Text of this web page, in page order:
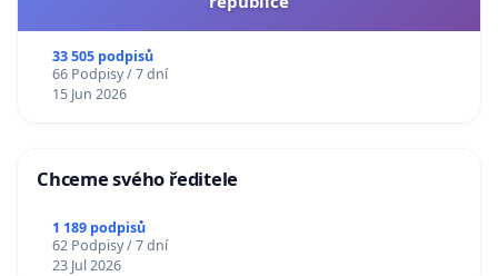
33 505 podpisů
66 Podpisy / 7 dní
15 Jun 2026
Chceme svého ředitele
1 189 podpisů
62 Podpisy / 7 dní
23 Jul 2026